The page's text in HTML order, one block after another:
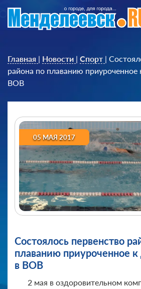
Главная | Новости | Спорт |
района по плаванию
ВОВ
05 МАЯ 2017
Состоялось первенство
плаванию приуроченное
в ВОВ
2 мая в оздоровительном